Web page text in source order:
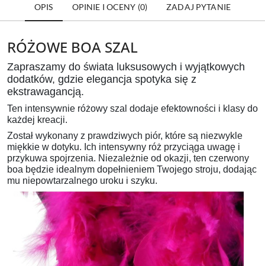
OPIS OPINIE I OCENY (0) ZADAJ PYTANIE
RÓŻOWE BOA SZAL
Zapraszamy do świata luksusowych i wyjątkowych
dodatków, gdzie elegancja spotyka się z
ekstrawagancją.
Ten intensywnie różowy szal dodaje efektowności i klasy do
każdej kreacji.
Został wykonany z prawdziwych piór, które są niezwykle
miękkie w dotyku. Ich intensywny róż przyciąga uwagę i
przykuwa spojrzenia. Niezależnie od okazji, ten czerwony
boa będzie idealnym dopełnieniem Twojego stroju, dodając
mu niepowtarzalnego uroku i szyku.